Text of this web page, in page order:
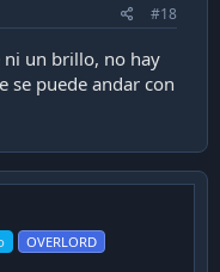
#18
un brillo, no hay
se puede andar con
OVERLORD